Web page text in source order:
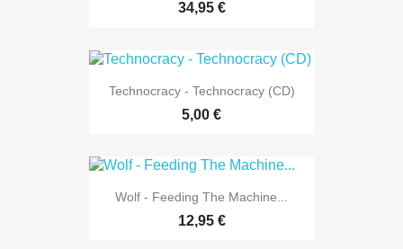
34,95 €
Technocracy - Technocracy (CD)
5,00 €
Wolf - Feeding The Machine...
12,95 €